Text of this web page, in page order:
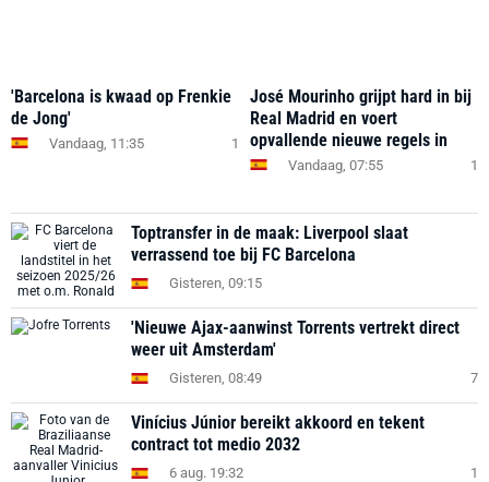
'Barcelona is kwaad op Frenkie
de Jong'
Vandaag, 11:35 1
José Mourinho grijpt hard in bij
Real Madrid en voert
opvallende nieuwe regels in
Vandaag, 07:55 1
Toptransfer in de maak: Liverpool slaat
verrassend toe bij FC Barcelona
Gisteren, 09:15
'Nieuwe Ajax-aanwinst Torrents vertrekt direct
weer uit Amsterdam'
Gisteren, 08:49 7
Vinícius Júnior bereikt akkoord en tekent
contract tot medio 2032
6 aug. 19:32 1